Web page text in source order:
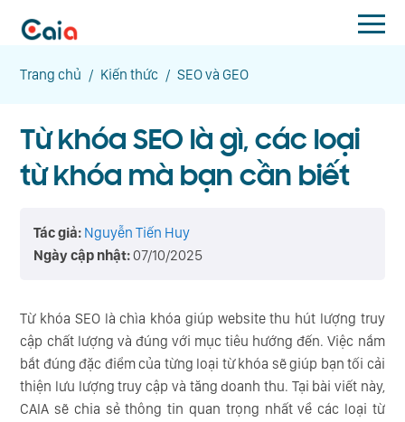
Trang chủ / Kiến thức / SEO và GEO
Từ khóa SEO là gì, các loại
từ khóa mà bạn cần biết
Tác giả: Nguyễn Tiến Huy
Ngày cập nhật:07/10/2025
Từ khóa SEO là chìa khóa giúp website thu hút lượng truy
cập chất lượng và đúng với mục tiêu hướng đến. Việc nắm
bắt đúng đặc điểm của từng loại từ khóa sẽ giúp bạn tối cải
thiện lưu lượng truy cập và tăng doanh thu. Tại bài viết này,
CAIA sẽ chia sẻ thông tin quan trọng nhất về các loại từ